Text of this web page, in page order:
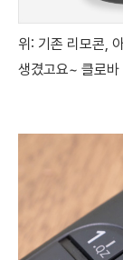
위: 기존 리모콘,
생겼고요~ 클로